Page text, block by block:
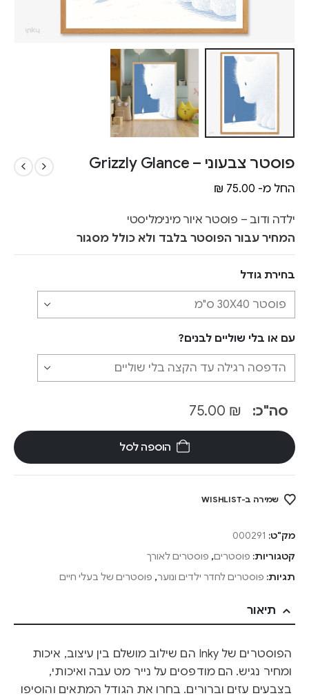
פוסטר צבעוני – Grizzly Glance
החל מ- ₪ 75.00
ילדה ודוב – פוסטר איור מינימליסטי
המחיר עבור הפוסטר בלבד ולא כולל מסגור
בחירת גודל
עם או בלי שוליים לבנים?
סה"כ: ₪
הוספה לסל
שמירה ב-WISHLIST
מק"ט: 000291
קטגוריות: פוסטרים, פוסטרים לאורך
תגיות: פוסטרים לחדר ילדים ונוער, פוסטרים של בעלי חיים
תיאור
הפוסטרים של Inky הם שילוב מושלם בין עיצוב, איכות
ומחיר נגיש. הם מודפסים על נייר מט עבה ואיכותי,
בצבעים עזים וברורים. בחרו את הגודל המתאים והוסיפו